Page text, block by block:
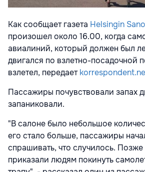
Как сообщает газета Helsingin
произошел около 16.00, когда
авиалиний, который должен был
двигался по взлетно-посадочной
взлетел, передает
Пассажиры почувствовали запах
запаниковали.
"В салоне было небольшое
его стало больше, пассажиры
спрашивать, что случилось.
приказали людям покинуть